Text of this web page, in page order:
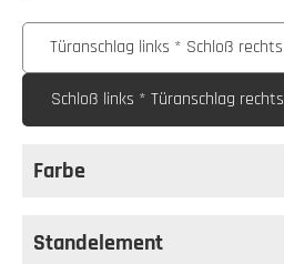
Schloßseiteauswählen
Türanschlag links * Schloß rechts
Schloß links * Türanschlag rechts
Farbe
Standelement